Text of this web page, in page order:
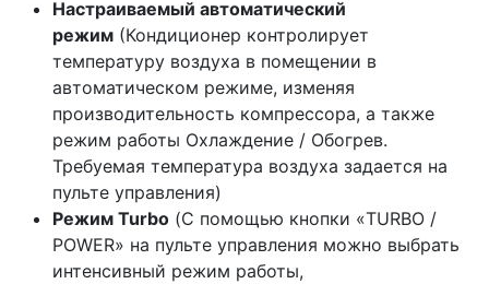
Настраиваемый автоматический
режим (Кондиционер контролирует
температуру воздуха в помещении в
автоматическом режиме, изменяя
производительность компрессора, а также
режим работы Охлаждение / Обогрев.
Требуемая температура воздуха задается на
пульте управления)
Режим Turbo (С помощью кнопки «TURBO /
POWER» на пульте управления можно выбрать
интенсивный режим работы,